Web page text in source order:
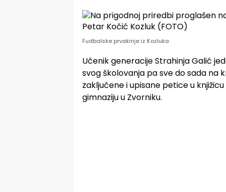
Fudbalske prvakinje iz Kozluka
Učenik generacije Strahinja Galić
svog školovanja pa sve do sada na
zaključene i upisane petice u
gimnaziju u Zvorniku.